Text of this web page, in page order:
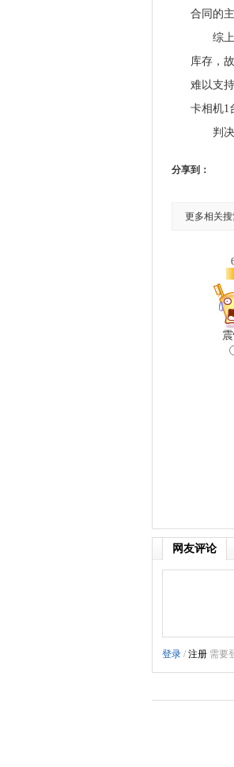
合同的
综上，
库存，
难以支
卡相机1
判决后
分享到：
更多相关搜
网友评论